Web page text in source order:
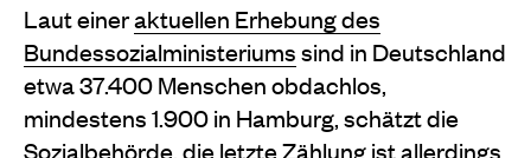
Laut eineraktuellen Erhebung des
Bundessozialministeriumssind in Deutschland
etwa 37.400 Menschen obdachlos,
mindestens 1.900 in Hamburg, schätzt die
Sozialbehörde, die letzte Zählung ist allerdings